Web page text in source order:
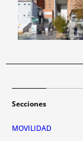
Secciones
MOVILIDAD